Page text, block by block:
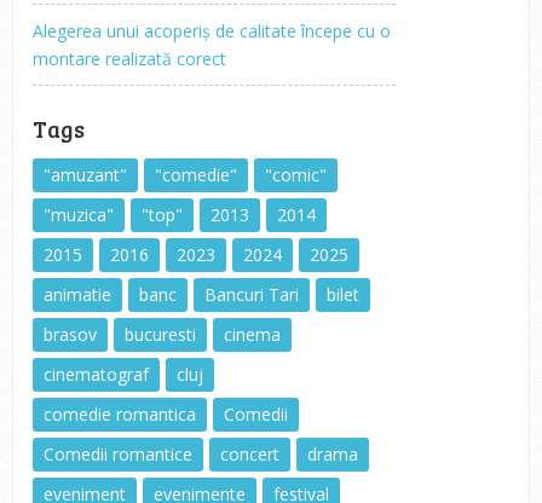
Alegerea unui acoperiș de calitate începe cu o
montare realizată corect
Tags
"amuzant" "comedie"
"comic"
"muzica"
"top" 2013
2014
2015
2016 2023 2024
2025
animatie
banc Bancuri Tari
bilet
brasov
bucuresti
cinema
cinematograf
cluj
comedie romantica
Comedii
Comedii romantice
concert
drama
eveniment
evenimente festival